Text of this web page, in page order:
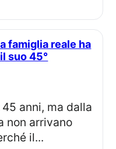
suo 45°
non arrivano
il...